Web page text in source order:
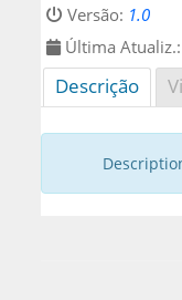
Versão: 1.0
Última
Descrição